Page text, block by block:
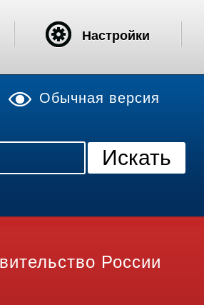
Обычная версия
России
Настройки